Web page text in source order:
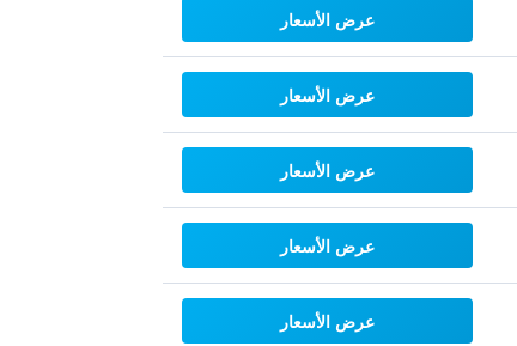
عرض الأسعار
عرض الأسعار
عرض الأسعار
عرض الأسعار
عرض الأسعار